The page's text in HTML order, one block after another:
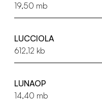
19,50 mb
LUCCIOLA
612,12 kb
LUNAOP
14,40 mb